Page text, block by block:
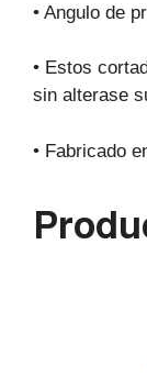
• Angulo de
• Estos
sin alterase
• Fabricado